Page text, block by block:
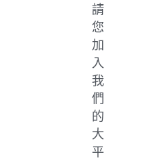
請
您
加
入
我
們
的
大
平